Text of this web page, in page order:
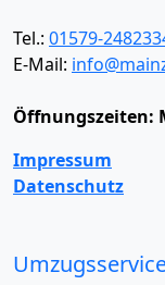
Tel.: 01579-
E-Mail:
Öffnungszeiten:
Impressum
Datenschutz